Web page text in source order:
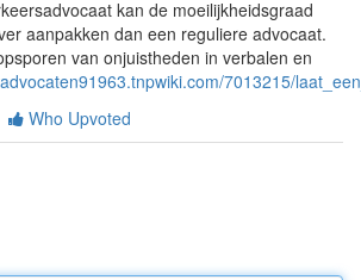
kan de moeilijkheidsgraad
aanpakken dan een reguliere advocaat.
van onjuistheden in verbalen en
7013215/
Who Upvoted